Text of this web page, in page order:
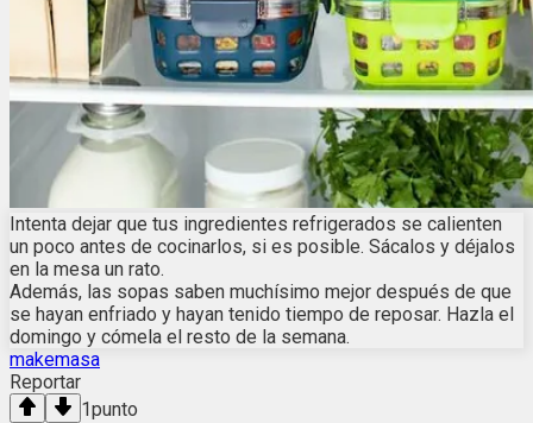
Intenta dejar que tus ingredientes refrigerados se calienten
un poco antes de cocinarlos, si es posible. Sácalos y déjalos
en la mesa un rato.
Además, las sopas saben muchísimo mejor después de que
se hayan enfriado y hayan tenido tiempo de reposar. Hazla el
domingo y cómela el resto de la semana.
makemasa
Reportar
1punto